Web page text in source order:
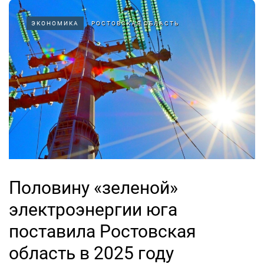
ЭКОНОМИКА РОСТОВСКАЯ ОБЛАСТЬ
Половину «зеленой»
электроэнергии юга
поставила Ростовская
область в 2025 году